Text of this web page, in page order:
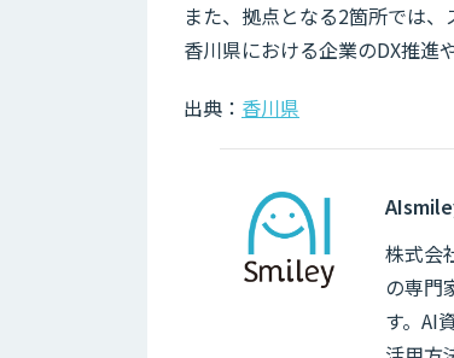
また、拠点となる2箇所では
香川県における企業のDX推進
出典： 香川県
株式会
の専門
す。AI